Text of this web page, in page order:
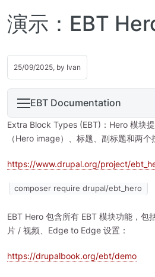
演示：EBT
25/09/2025, by Ivan
EBT Documentation
Extra Block Types (EBT)：Hero 模块
（Hero image）、标题、副标题和两个
https://www.drupal.org/project/
composer require drupal/ebt_hero
EBT Hero 包含所有 EBT 模块功能，包
片 / 视频、Edge to Edge 设置：
https://drupalbook.org/ebt/demo